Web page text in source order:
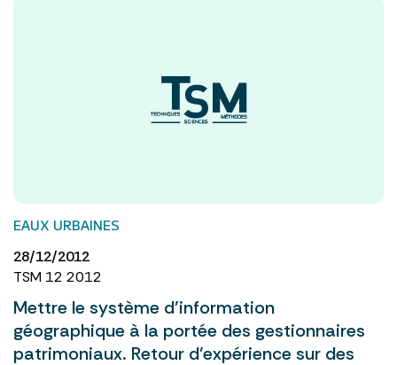
EAUX URBAINES
28/12/2012
TSM 12 2012
Mettre le système d’information
géographique à la portée des gestionnaires
patrimoniaux. Retour d’expérience sur des